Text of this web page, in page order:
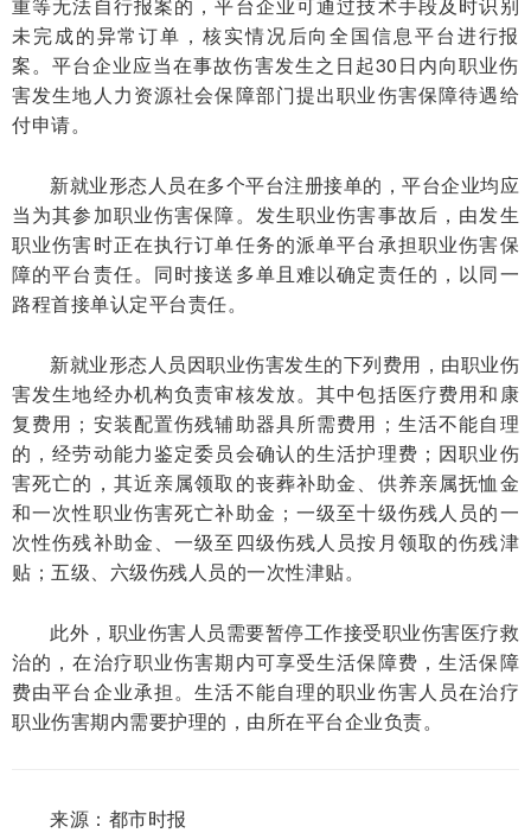
未完成的异常订单，核实情况后向全国信息平台进行报
案。平台企业应当在事故伤害发生之日起30日内向职业伤
害发生地人力资源社会保障部门提出职业伤害保障待遇给
付申请。
新就业形态人员在多个平台注册接单的，平台企业均应
当为其参加职业伤害保障。发生职业伤害事故后，由发生
职业伤害时正在执行订单任务的派单平台承担职业伤害保
障的平台责任。同时接送多单且难以确定责任的，以同一
路程首接单认定平台责任。
新就业形态人员因职业伤害发生的下列费用，由职业伤
害发生地经办机构负责审核发放。其中包括医疗费用和康
复费用；安装配置伤残辅助器具所需费用；生活不能自理
的，经劳动能力鉴定委员会确认的生活护理费；因职业伤
害死亡的，其近亲属领取的丧葬补助金、供养亲属抚恤金
和一次性职业伤害死亡补助金；一级至十级伤残人员的一
次性伤残补助金、一级至四级伤残人员按月领取的伤残津
贴；五级、六级伤残人员的一次性津贴。
此外，职业伤害人员需要暂停工作接受职业伤害医疗救
治的，在治疗职业伤害期内可享受生活保障费，生活保障
费由平台企业承担。生活不能自理的职业伤害人员在治疗
职业伤害期内需要护理的，由所在平台企业负责。
来源：都市时报